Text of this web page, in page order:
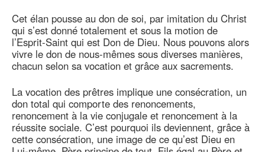
Cet élan pousse au don de soi, par imitation du Christ
qui s’est donné totalement et sous la motion de
l’Esprit-Saint qui est Don de Dieu. Nous pouvons alors
vivre le don de nous-mêmes sous diverses manières,
chacun selon sa vocation et grâce aux sacrements.
La vocation des prêtres implique une consécration, un
don total qui comporte des renoncements,
renoncement à la vie conjugale et renoncement à la
réussite sociale. C’est pourquoi ils deviennent, grâce à
cette consécration, une image de ce qu’est Dieu en